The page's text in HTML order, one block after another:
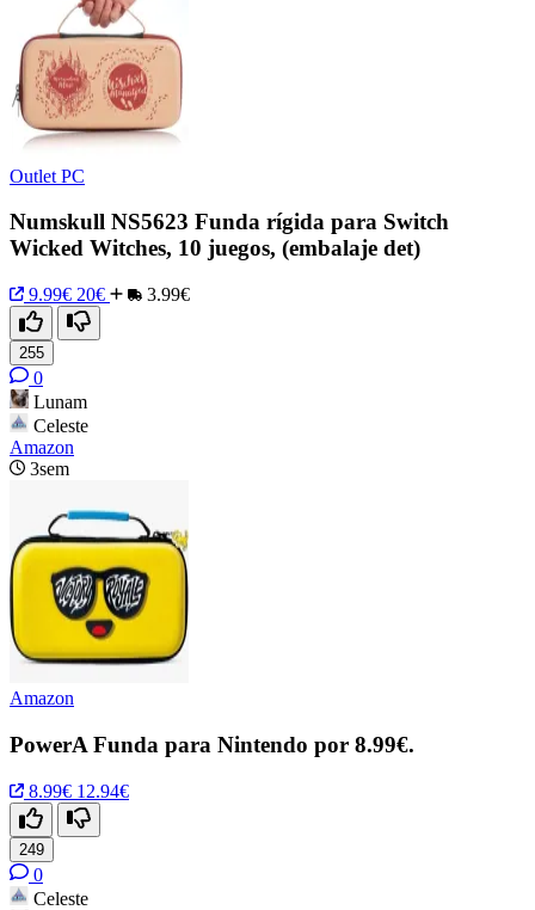
Outlet PC
Numskull NS5623 Funda rígida para Switch
Wicked Witches, 10 juegos, (embalaje det)
9.99€ 20€ 3.99€
255
0
Lunam
Celeste
Amazon
3sem
Amazon
PowerA Funda para Nintendo por 8.99€.
8.99€ 12.94€
249
0
Celeste